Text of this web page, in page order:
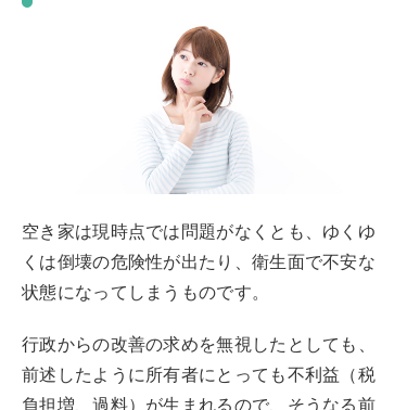
空き家は現時点では問題がなくとも、ゆくゆ
くは倒壊の危険性が出たり、衛生面で不安な
状態になってしまうものです。
行政からの改善の求めを無視したとしても、
前述したように所有者にとっても不利益（税
負担増、過料）が生まれるので、そうなる前